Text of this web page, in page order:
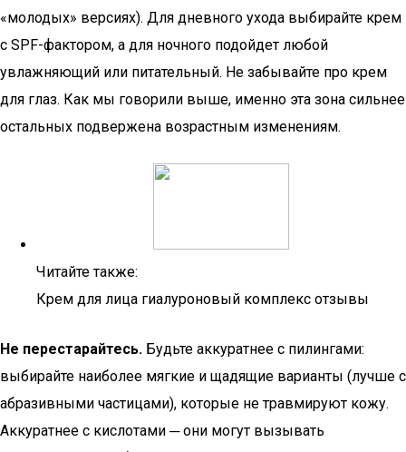
«молодых» версиях). Для дневного ухода выбирайте крем
с SPF-фактором, а для ночного подойдет любой
увлажняющий или питательный. Не забывайте про крем
для глаз. Как мы говорили выше, именно эта зона сильнее
остальных подвержена возрастным изменениям.
Читайте также:
Крем для лица гиалуроновый комплекс отзывы
Не перестарайтесь. Будьте аккуратнее с пилингами:
выбирайте наиболее мягкие и щадящие варианты (лучше с
абразивными частицами), которые не травмируют кожу.
Аккуратнее с кислотами ─ они могут вызывать